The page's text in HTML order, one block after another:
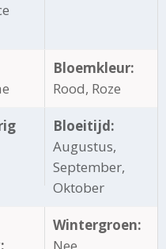
Bloemkleur:
Rood, Roze
Bloeitijd:
Augustus,
September,
Oktober
Wintergroen: